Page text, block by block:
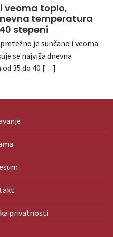
veoma toplo,
temperatura
stepeni
je sunčano i veoma
se najviša dnevna
35 do 40 […]
privatnosti